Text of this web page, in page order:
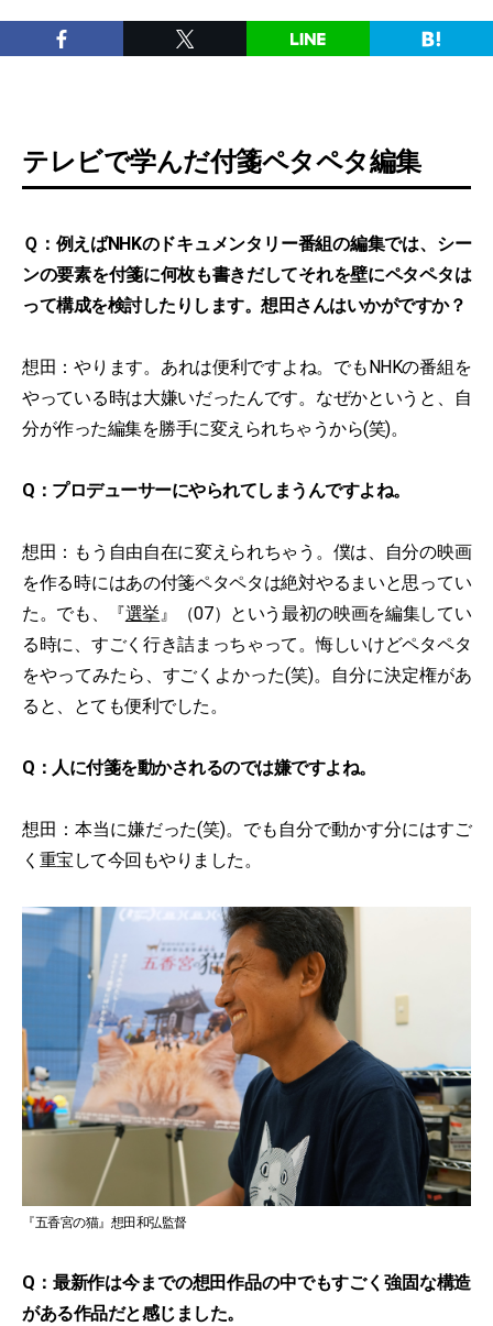
テレビで学んだ付箋ペタペタ編集
Ｑ：例えばNHKのドキュメンタリー番組の編集では、シー
ンの要素を付箋に何枚も書きだしてそれを壁にペタペタは
って構成を検討したりします。想田さんはいかがですか？
想田：やります。あれは便利ですよね。でもNHKの番組を
やっている時は大嫌いだったんです。なぜかというと、自
分が作った編集を勝手に変えられちゃうから(笑)。
Q：プロデューサーにやられてしまうんですよね。
想田：もう自由自在に変えられちゃう。僕は、自分の映画
を作る時にはあの付箋ペタペタは絶対やるまいと思ってい
た。でも、『選挙』（07）という最初の映画を編集してい
る時に、すごく行き詰まっちゃって。悔しいけどペタペタ
をやってみたら、すごくよかった(笑)。自分に決定権があ
ると、とても便利でした。
Q：人に付箋を動かされるのでは嫌ですよね。
想田：本当に嫌だった(笑)。でも自分で動かす分にはすご
く重宝して今回もやりました。
『五香宮の猫』想田和弘監督
Q：最新作は今までの想田作品の中でもすごく強固な構造
がある作品だと感じました。